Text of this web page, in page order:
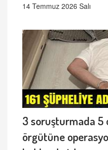
14 Temmuz 2026 Salı
3 soruşturmada 5
örgütüne